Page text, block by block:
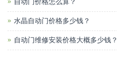
自动门价格怎么算？
水晶自动门价格多少钱？
自动门维修安装价格大概多少钱？